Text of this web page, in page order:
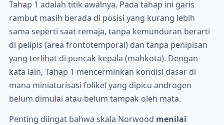
Tahap 1 adalah titik awalnya. Pada tahap ini garis
rambut masih berada di posisi yang kurang lebih
sama seperti saat remaja, tanpa kemunduran berarti
di pelipis (area frontotemporal) dan tanpa penipisan
yang terlihat di puncak kepala (mahkota). Dengan
kata lain, Tahap 1 mencerminkan kondisi dasar di
mana miniaturisasi folikel yang dipicu androgen
belum dimulai atau belum tampak oleh mata.
Penting diingat bahwa skala Norwood menilai